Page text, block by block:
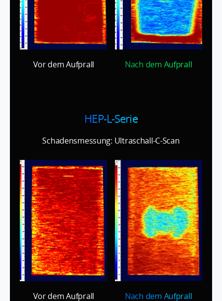
Vor dem Aufprall Nach dem Aufprall
HEP-L-Serie
Schadensmessung: Ultraschall-C-Scan
Vor dem Aufprall Nach dem Aufprall